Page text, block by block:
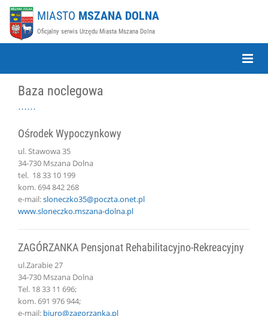
MIASTO MSZANA DOLNA
Oficjalny serwis Urzędu Miasta Mszana Dolna
Toggle
Baza noclegowa
Ośrodek Wypoczynkowy
ul. Stawowa 35
34-730 Mszana Dolna
tel. 18 33 10 199
kom. 694 842 268
e-mail:sloneczko35@poczta.onet.pl
www.sloneczko.mszana-dolna.pl
ZAGÓRZANKA Pensjonat Rehabilitacyjno-Rekreacyjny
ul.Zarabie 27
34-730 Mszana Dolna
Tel. 18 33 11 696;
kom. 691 976 944;
e-mail: biuro@zagorzanka.pl